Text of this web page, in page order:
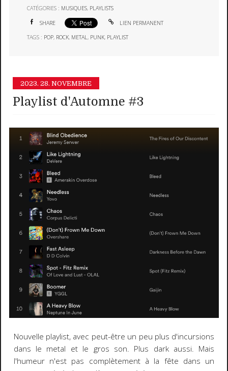
CATÉGORIES : MUSIQUES, PLAYLISTS
SHARE LIEN PERMANENT
TAGS : POP, ROCK, METAL, PUNK, PLAYLIST
2023. 28. NOVEMBRE
Playlist d'Automne #3
Nouvelle playlist, avec peut-être un peu plus d'incursions
dans le metal et le gros son. Plus dark aussi. Mais
l'humeur n'est pas complètement à la fête dans un